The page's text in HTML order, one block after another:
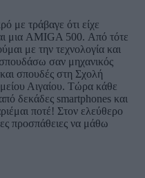
με τράβαγε ότι είχε
μια AMIGA 500. Από τότε
με την τεχνολογία και
σπουδάσω σαν μηχανικός
σπουδές στη Σχολή
Αιγαίου. Τώρα κάθε
δεκάδες smartphones και
ποτέ! Στον ελεύθερο
προσπάθειες να μάθω